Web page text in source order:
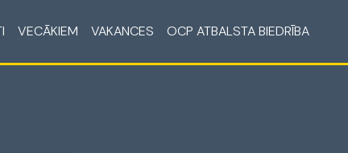
VECĀKIEM VAKANCES OCP ATBALSTA BIEDRĪBA